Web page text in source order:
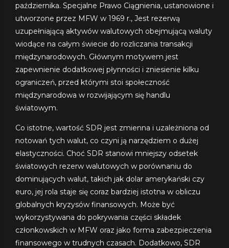
października. Specjalne Prawo Ciągnienia, ustanowione i
utworzone przez MFW w 1969 r., Jest rezerwą
uzupełniającą aktywów walutowych obejmującą waluty
wiodące na całym świecie do rozliczania transakcji
międzynarodowych. Głównym motywem jest
zapewnienie dodatkowej płynności i zniesienie kilku
ograniczeń, przed którymi stoi społeczność
międzynarodowa w rozwijającym się handlu
światowym.
Co istotne, wartość SDR jest zmienna i uzależniona od
notowań tych walut, co czyni ją narzędziem o dużej
elastyczności. Choć SDR stanowi mniejszy odsetek
światowych rezerw walutowych w porównaniu do
dominujących walut, takich jak dolar amerykański czy
euro, jej rola staje się coraz bardziej istotna w obliczu
globalnych kryzysów finansowych. Może być
wykorzystywana do pokrywania części składek
członkowskich w MFW oraz jako forma zabezpieczenia
finansowego w trudnych czasach. Dodatkowo, SDR